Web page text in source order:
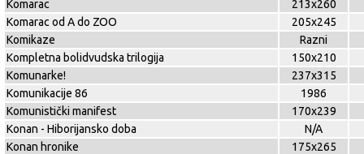
Komarac
213x260
Komarac od A do ZOO
205x245
Komikaze
Razni
Kompletna bolidvudska trilogija
150x210
Komunarke!
237x315
Komunikacije 86
1986
Komunistički manifest
170x239
Konan - Hiborijansko doba
N/A
Konan hronike
175x265